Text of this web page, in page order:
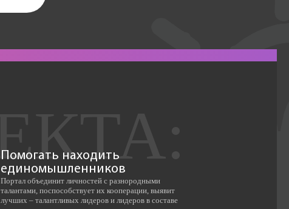
Помогать находить
единомышленников
Портал объединит личностей с разнородными
талантами, поспособствует их кооперации, выявит
лучших – талантливых лидеров и лидеров в составе